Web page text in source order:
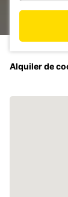
Alquiler de